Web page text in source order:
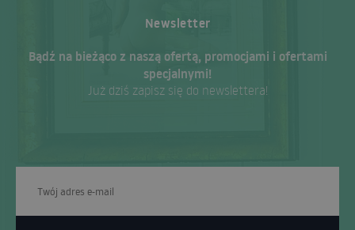
Newsletter
Bądź na bieżąco z naszą ofertą, promocjami i ofertami
specjalnymi!
Już dziś zapisz się do newslettera!